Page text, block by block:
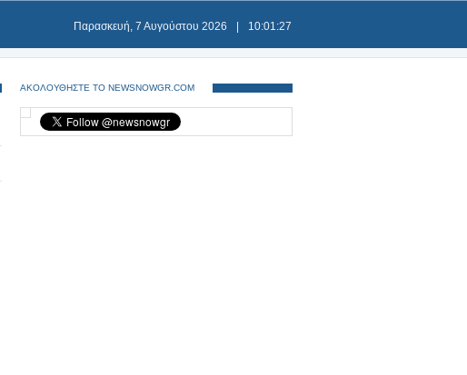
Παρασκευή, 7 Αυγούστου 2026 10:01:27
ΑΚΟΛΟΥΘΗΣΤΕ ΤΟ NEWSNOWGR.COM